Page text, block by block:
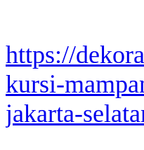
https://
kursi-
jakarta-